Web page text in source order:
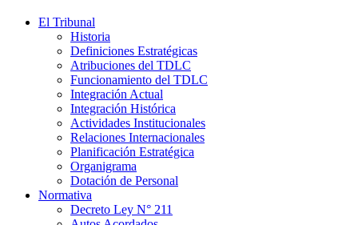
El Tribunal
Historia
Definiciones Estratégicas
Atribuciones del TDLC
Funcionamiento del TDLC
Integración Actual
Integración Histórica
Actividades Institucionales
Relaciones Internacionales
Planificación Estratégica
Organigrama
Dotación de Personal
Normativa
Decreto Ley N° 211